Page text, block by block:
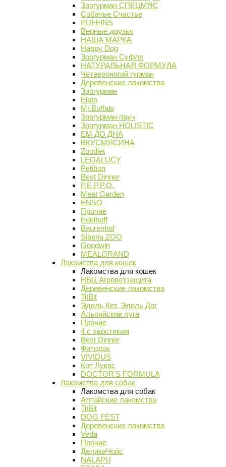
Зоогурман СПЕЦМЯС
Собачье Счастье
PUFFINS
Верные друзья
НАША МАРКА
Happy Dog
Зоогурман Суфле
НАТУРАЛЬНАЯ ФОРМУЛА
Четвероногий гурман
Деревенские лакомства
Зоогурман
Elato
Mr.Buffalo
Зоогурман пауч
Зоогурман HOLISTIC
ЕМ ДО ДНА
ВКУСМЯСИНА
Zoodiet
LEO&LUCY
Petibon
Best Dinner
P.E.P.P.O.
Meat Garden
ENSO
Прочие
Edelhoff
Baurenhof
Siberia ZOO
Goodwin
MEALGRAND
Лакомства для кошек
Лакомства для кошек
НВЦ Агроветзащита
Деревенские лакомства
TitBit
Эдель Кет, Эдель Дог
Альпийские луга
Прочие
4 с хвостиком
Best Dinner
Фитодок
VIVIDUS
Кот Лукас
DOCTOR'S FORMULA
Лакомства для собак
Лакомства для собак
Алтайские лакомства
TitBit
DOG FEST
Деревенские лакомства
Veda
Прочие
ДеликаЧойс
NALAPU